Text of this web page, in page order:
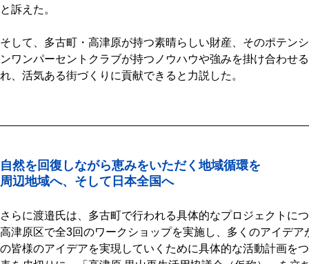
と訴えた。
そして、多古町・高津原が持つ素晴らしい財産、そのポテン
ンワンパーセントクラブが持つノウハウや強みを掛け合わせ
れ、活気ある街づくりに貢献できると力説した。
自然を回復しながら恵みをいただく地域循環を
周辺地域へ、そして日本全国へ
さらに渡邉氏は、多古町で行われる具体的なプロジェクトに
高津原区で全3回のワークショップを実施し、多くのアイデ
の皆様のアイデアを実現していくために具体的な活動計画を